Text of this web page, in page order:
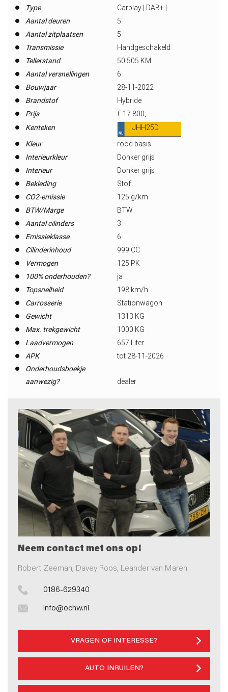
Type
Carplay | DAB+ |
Aantal deuren
5
Aantal zitplaatsen
5
Transmissie
Handgeschakeld
Tellerstand
50.505 KM
Aantal versnellingen
6
Bouwjaar
28-11-2022
Brandstof
Hybride
Prijs
€ 17.800,-
Kenteken
JHH25D
Kleur
rood basis
Interieurkleur
Donker grijs
Interieur
Donker grijs
Bekleding
Stof
CO2-emissie
125 g/km
BTW/Marge
BTW
Aantal cilinders
3
Emissieklasse
6
Cilinderinhoud
999 CC
Vermogen
125 PK
100% onderhouden?
ja
Topsnelheid
198 km/h
Carrosserie
Stationwagon
Gewicht
1313 KG
Max. trekgewicht
1000 KG
Laadvermogen
657 Liter
APK
tot 28-11-2026
Onderhoudsboekje
aanwezig?
dealer
Neem contact met ons op!
Robert Zeeman, Davey Roos, Leander van Maren
0186-629340
info@ochw.nl
VRAGEN OF INTERESSE?
AUTO INRUILEN?